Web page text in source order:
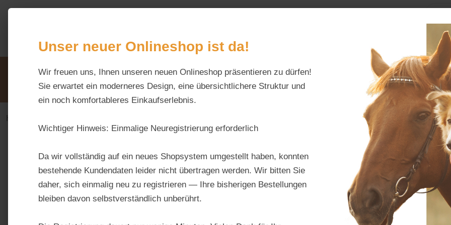
Hauptinhalt springen
Zur Suche springen
Alles fürs
Unsere VorteileBeratung via WhatsApp:
0176 / 99 66 31 80
Schreiben Sie uns:
info@tierfutter-fischer.de
Öffnungszeiten:
Mo–Fr: 9–18 Uhr ·
Haus & Hoftiere
Scar
Unser neuer Onlineshop ist da!
Wir freuen uns, Ihnen unseren neuen Onlineshop präsentieren zu dürfen!
Sie erwartet ein moderneres Design, eine übersichtlichere Struktur und
ein noch komfortableres Einkaufserlebnis.
Wichtiger Hinweis: Einmalige Neuregistrierung erforderlich
Da wir vollständig auf ein neues Shopsystem umgestellt haben, konnten
bestehende Kundendaten leider nicht übertragen werden. Wir bitten Sie
daher, sich einmalig neu zu registrieren — Ihre bisherigen Bestellungen
bleiben davon selbstverständlich unberührt.